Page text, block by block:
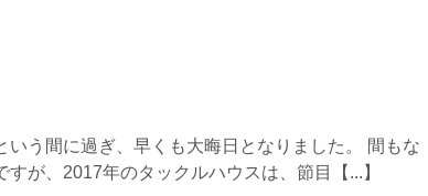
いう間に過ぎ、早くも大晦日となりました。 間もな
すが、2017年のタックルハウスは、節目【...】